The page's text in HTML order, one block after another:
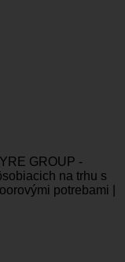
GROUP -
na trhu s
potrebami |